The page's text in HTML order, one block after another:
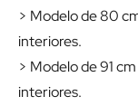
> Modelo de 80
interiores.
> Modelo de 91
interiores.